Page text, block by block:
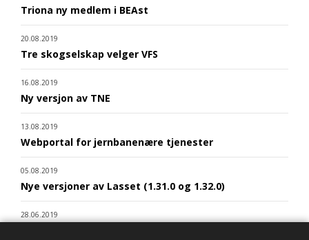
Triona ny medlem i BEAst
20.08.2019
Tre skogselskap velger VFS
16.08.2019
Ny versjon av TNE
13.08.2019
Webportal for jernbanenære tjenester
05.08.2019
Nye versjoner av Lasset (1.31.0 og 1.32.0)
28.06.2019